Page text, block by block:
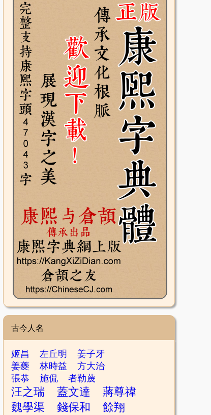
古今人名
姬昌 左丘明
姜子牙
姜夔
林時益
方大治
張恭
施侃 者勒蔑
汪之瑞 蓋文達
蔣尊禕
魏學渠
錢保和 餘翔